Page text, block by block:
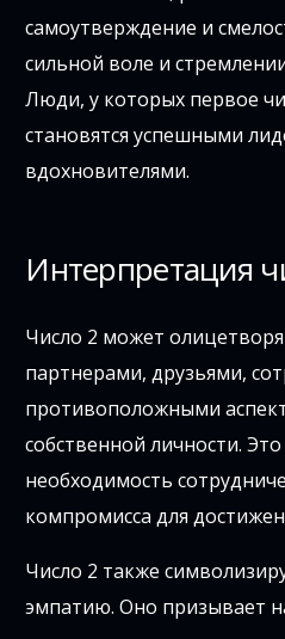
самоутверждение и
сильной воле и
Люди, у которых первое
становятся успешными
вдохновителями.
Интерпретация
Число 2 может
партнерами, друзьями,
противоположными
собственной личности.
необходимость
компромисса для
Число 2 также
эмпатию. Оно призывает